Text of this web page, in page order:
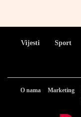
Vijesti Sport
O nama Marketing